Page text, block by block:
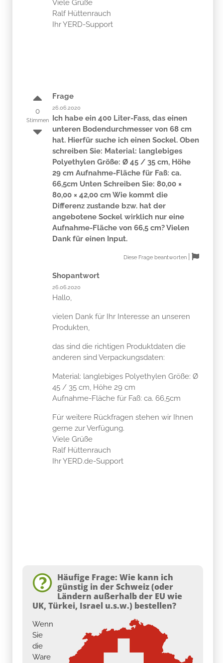
Viele Grüße
Ralf Hüttenrauch
Ihr YERD-Support
0
Stimmen
Frage
26.06.2020
Ich habe ein 400 Liter-Fass, das einen
unteren Bodendurchmesser von 68 cm
hat. Hierfür suche ich einen Sockel. Oben
schreiben Sie: Material: langlebiges
Polyethylen Größe: Ø 45 / 35 cm, Höhe
29 cm Aufnahme-Fläche für Faß: ca.
66,5cm Unten Schreiben Sie: 80,00 ×
80,00 × 42,00 cm Wie kommt die
Differenz zustande bzw. hat der
angebotene Sockel wirklich nur eine
Aufnahme-Fläche von 66,5 cm? Vielen
Dank für einen Input.
Diese Frage beantworten
Shopantwort
26.06.2020
Hallo,
vielen Dank für Ihr Interesse an unseren
Produkten,
das sind die richtigen Produktdaten die
anderen sind Verpackungsdaten:
Material: langlebiges Polyethylen Größe: Ø
45 / 35 cm, Höhe 29 cm
Aufnahme-Fläche für Faß: ca. 66,5cm
Für weitere Rückfragen stehen wir Ihnen
gerne zur Verfügung.
Viele Grüße
Ralf Hüttenrauch
Ihr YERD.de-Support
Häufige Frage: Wie kann ich
günstig in der Schweiz (oder
Ländern außerhalb der EU wie
UK, Türkei, Israel u.s.w.) bestellen?
Wenn
Sie
die
Ware